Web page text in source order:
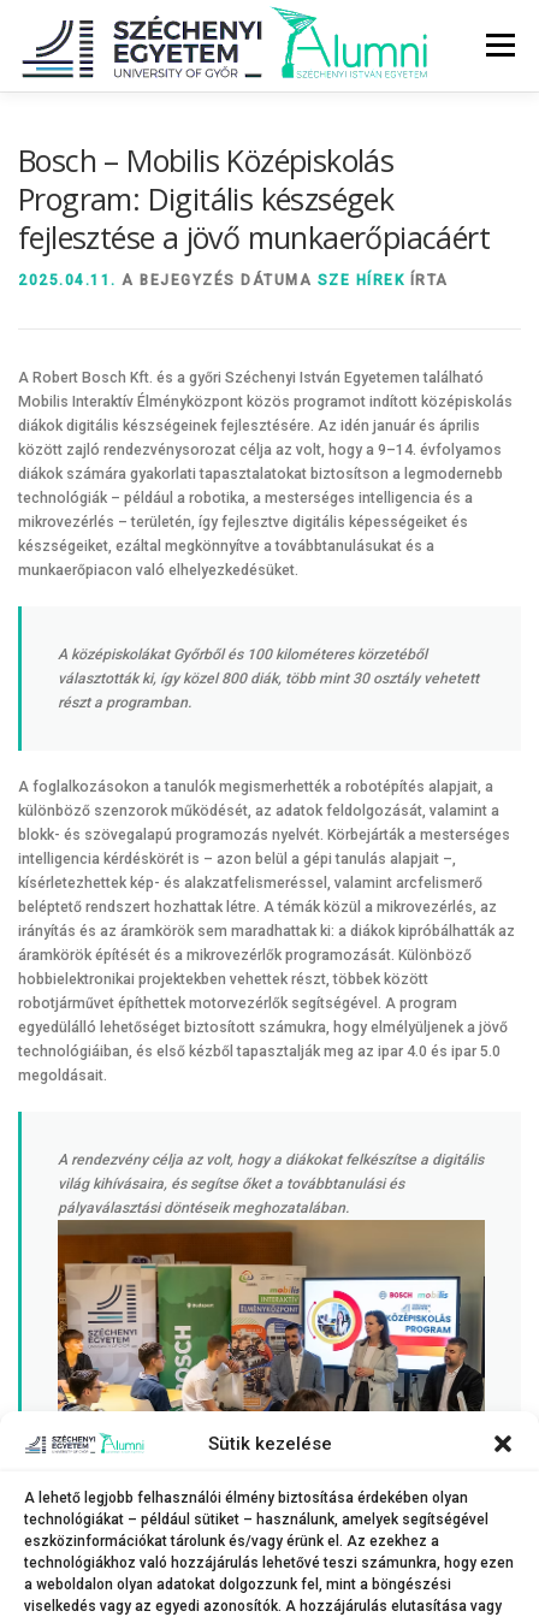
Sütik kezelése
A lehető legjobb felhasználói élmény biztosítása érdekében olyan
technológiákat – például sütiket – használunk, amelyek segítségével
eszközinformációkat tárolunk és/vagy érünk el. Az ezekhez a
technológiákhoz való hozzájárulás lehetővé teszi számunkra, hogy ezen
a weboldalon olyan adatokat dolgozzunk fel, mint a böngészési
viselkedés vagy az egyedi azonosítók. A hozzájárulás elutasítása vagy
tartalomhoz
Menü
DIPLOMAÁTADÓ DIPLOMÁN TÚL
Bosch – Mobilis Középiskolás
Program: Digitális készségek
fejlesztése a jövő munkaerőpiacáért
2025.04.11. A BEJEGYZÉS DÁTUMA SZE HÍREK ÍRTA
A Robert Bosch Kft. és a győri Széchenyi István Egyetemen található
Mobilis Interaktív Élményközpont közös programot indított középiskolás
diákok digitális készségeinek fejlesztésére. Az idén január és április
között zajló rendezvénysorozat célja az volt, hogy a 9–14. évfolyamos
diákok számára gyakorlati tapasztalatokat biztosítson a legmodernebb
technológiák – például a robotika, a mesterséges intelligencia és a
mikrovezérlés – területén, így fejlesztve digitális képességeiket és
készségeiket, ezáltal megkönnyítve a továbbtanulásukat és a
munkaerőpiacon való elhelyezkedésüket.
A középiskolákat Győrből és 100 kilométeres körzetéből
választották ki, így közel 800 diák, több mint 30 osztály vehetett
részt a programban.
A foglalkozásokon a tanulók megismerhették a robotépítés alapjait, a
különböző szenzorok működését, az adatok feldolgozását, valamint a
blokk- és szövegalapú programozás nyelvét. Körbejárták a mesterséges
intelligencia kérdéskörét is – azon belül a gépi tanulás alapjait –,
kísérletezhettek kép- és alakzatfelismeréssel, valamint arcfelismerő
beléptető rendszert hozhattak létre. A témák közül a mikrovezérlés, az
irányítás és az áramkörök sem maradhattak ki: a diákok kipróbálhatták az
áramkörök építését és a mikrovezérlők programozását. Különböző
hobbielektronikai projektekben vehettek részt, többek között
robotjárművet építhettek motorvezérlők segítségével. A program
egyedülálló lehetőséget biztosított számukra, hogy elmélyüljenek a jövő
technológiáiban, és első kézből tapasztalják meg az ipar 4.0 és ipar 5.0
megoldásait.
A rendezvény célja az volt, hogy a diákokat felkészítse a digitális
világ kihívásaira, és segítse őket a továbbtanulási és
pályaválasztási döntéseik meghozatalában.
A program záróeseménye nagy érdeklődés mellett zajlott.
(Fotó: Adorján András)